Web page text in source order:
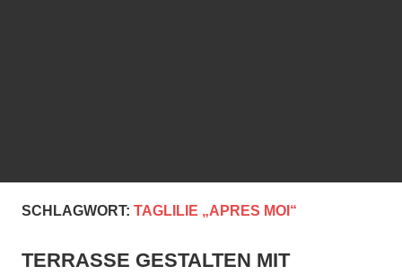
SCHLAGWORT: TAGLILIE „APRES MOI“
TERRASSE GESTALTEN MIT